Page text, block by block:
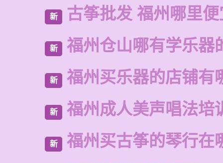
新 古筝批发 福州哪里
新 福州仓山哪有学乐器
新 福州买乐器的店铺有
新 福州成人美声唱法培
新 福州买古筝的琴行在